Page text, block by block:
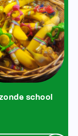
school